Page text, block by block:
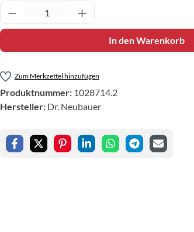
Produkt Anzahl: Gib den
In den Warenkorb
Zum Merkzettel hinzufügen
Produktnummer: 1028714.2
Hersteller: Dr. Neubauer